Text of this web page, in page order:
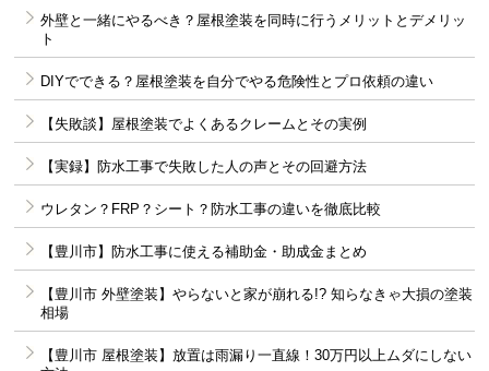
外壁と一緒にやるべき？屋根塗装を同時に行うメリットとデメリッ
ト
DIYでできる？屋根塗装を自分でやる危険性とプロ依頼の違い
【失敗談】屋根塗装でよくあるクレームとその実例
【実録】防水工事で失敗した人の声とその回避方法
ウレタン？FRP？シート？防水工事の違いを徹底比較
【豊川市】防水工事に使える補助金・助成金まとめ
【豊川市 外壁塗装】やらないと家が崩れる!? 知らなきゃ大損の塗装
相場
【豊川市 屋根塗装】放置は雨漏り一直線！30万円以上ムダにしない